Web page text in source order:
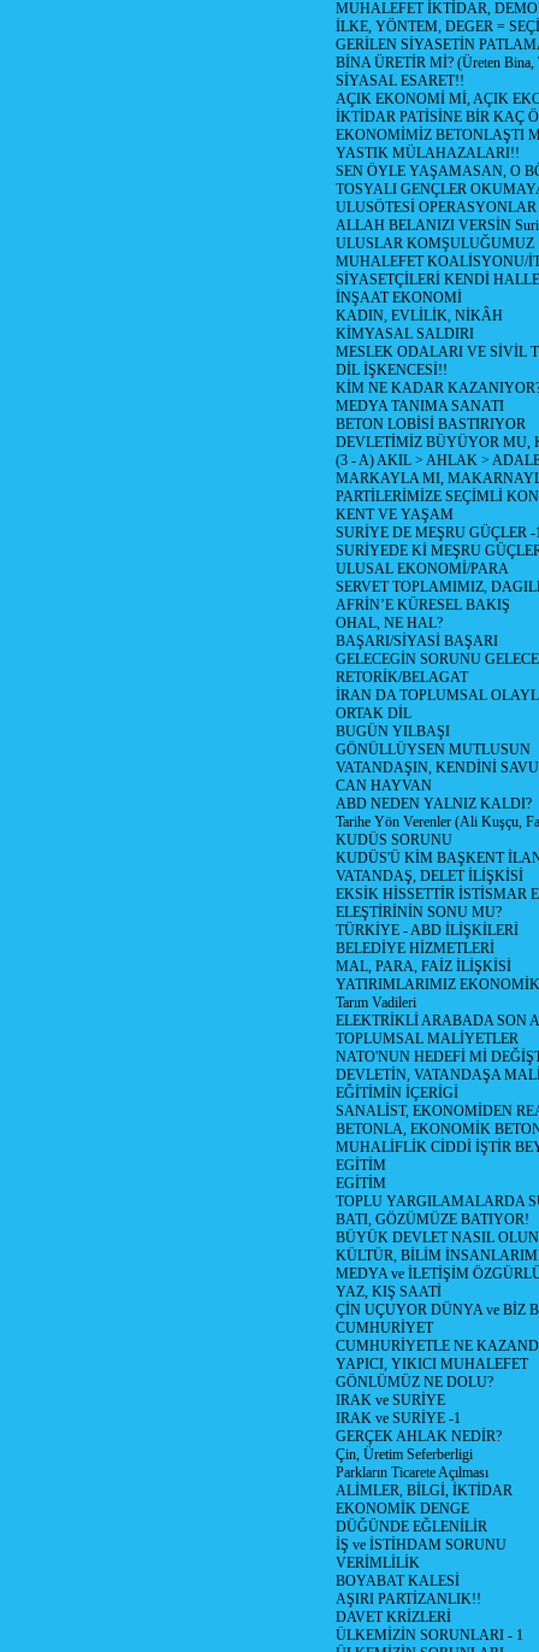
MUHALEFET İKTİDAR,
İLKE, YÖNTEM, DEGER =
GERİLEN SİYASETİN
BİNA ÜRETİR Mİ? (Üreten Bina,
SİYASAL ESARET!!
AÇIK EKONOMİ Mİ, AÇIK
İKTİDAR PATİSİNE BİR KAÇ
EKONOMİMİZ BETONLAŞTI
YASTIK MÜLAHAZALARI!!
SEN ÖYLE YAŞAMASAN, O
TOSYALI GENÇLER
ULUSÖTESİ OPERASYONLAR
ALLAH BELANIZI VERSİN
ULUSLAR KOMŞULUĞUMUZ
MUHALEFET KOALİSYONU/
SİYASETÇİLERİ KENDİ
İNŞAAT EKONOMİ
KADIN, EVLİLİK, NİKÂH
KİMYASAL SALDIRI
MESLEK ODALARI VE SİVİL
DİL İŞKENCESİ!!
KİM NE KADAR
MEDYA TANIMA SANATI
BETON LOBİSİ BASTIRIYOR
DEVLETİMİZ BÜYÜYOR MU,
(3 - A) AKIL > AHLAK >
MARKAYLA MI,
PARTİLERİMİZE SEÇİMLİ
KENT VE YAŞAM
SURİYE DE MEŞRU GÜÇLER -
SURİYEDE Kİ MEŞRU
ULUSAL EKONOMİ/PARA
SERVET TOPLAMIMIZ,
AFRİN’E KÜRESEL BAKIŞ
OHAL, NE HAL?
BAŞARI/SİYASİ BAŞARI
GELECEGİN SORUNU
RETORİK/BELAGAT
İRAN DA TOPLUMSAL
ORTAK DİL
BUGÜN YILBAŞI
GÖNÜLLÜYSEN MUTLUSUN
VATANDAŞIN, KENDİNİ
CAN HAYVAN
ABD NEDEN YALNIZ KALDI?
Tarihe Yön Verenler (Ali Kuşçu,
KUDÜS SORUNU
KUDÜS'Ü KİM BAŞKENT
VATANDAŞ, DELET İLİŞKİSİ
EKSİK HİSSETTİR İSTİSMAR
ELEŞTİRİNİN SONU MU?
TÜRKİYE - ABD İLİŞKİLERİ
BELEDİYE HİZMETLERİ
MAL, PARA, FAİZ İLİŞKİSİ
YATIRIMLARIMIZ
Tarım Vadileri
ELEKTRİKLİ ARABADA SON
TOPLUMSAL MALİYETLER
NATO'NUN HEDEFİ Mİ
DEVLETİN, VATANDAŞA
EĞİTİMİN İÇERİGİ
SANALİST, EKONOMİDEN
BETONLA, EKONOMİK
MUHALİFLİK CİDDİ İŞTİR
EGİTİM
EGİTİM
TOPLU YARGILAMALARDA
BATI, GÖZÜMÜZE BATIYOR!
BÜYÜK DEVLET NASIL
KÜLTÜR, BİLİM
MEDYA ve İLETİŞİM
YAZ, KIŞ SAATİ
ÇİN UÇUYOR DÜNYA ve BİZ
CUMHURİYET
CUMHURİYETLE NE
YAPICI, YIKICI MUHALEFET
GÖNLÜMÜZ NE DOLU?
IRAK ve SURİYE
IRAK ve SURİYE -1
GERÇEK AHLAK NEDİR?
Çin, Üretim Seferberligi
Parkların Ticarete Açılması
ALİMLER, BİLGİ, İKTİDAR
EKONOMİK DENGE
DÜĞÜNDE EĞLENİLİR
İŞ ve İSTİHDAM SORUNU
VERİMLİLİK
BOYABAT KALESİ
AŞIRI PARTİZANLIK!!
DAVET KRİZLERİ
ÜLKEMİZİN SORUNLARI - 1